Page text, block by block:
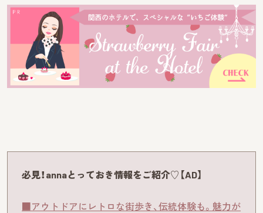
必見！annaとっておき情報をご紹介♡【AD】
■アウトドアにレトロな街歩き、伝統体験も。魅力が